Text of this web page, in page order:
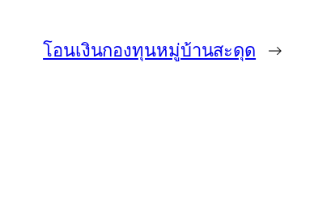
โอนเงินกองทุนหมู่บ้านสะดุด →